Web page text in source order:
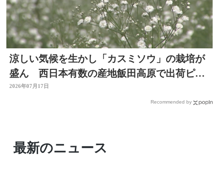
涼しい気候を生かし「カスミソウ」の栽培が
盛ん 西日本有数の産地飯田高原で出荷ピー
ク 大分県九重町
2026年07月17日
Recommended by
最新のニュース